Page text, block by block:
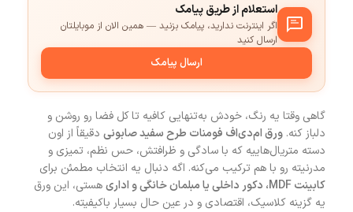
استعلام از طریق پیامک
اگر اینترنت ندارید، پیامک بزنید — همین الان از موبایلتان
ارسال کنید
ارسال پیامک
گاهی وقتا یه رنگ، خودش به‌تنهایی کافیه تا کل فضا رو روشن و
دلباز کنه. ورق ام‌دی‌اف فومنات طرح سفید صابونی دقیقاً از اون
دسته متریال‌هاییه که با سادگی و ظرافتش، حس نظم، تمیزی و
مدرنیته رو با هم ترکیب می‌کنه. اگه دنبال یه انتخاب مطمئن برای
کابینت MDF، دکور داخلی یا مبلمان خانگی و اداری
هستی، این ورق
یه گزینه کلاسیک، اقتصادی و در عین حال بسیار باکیفیته.